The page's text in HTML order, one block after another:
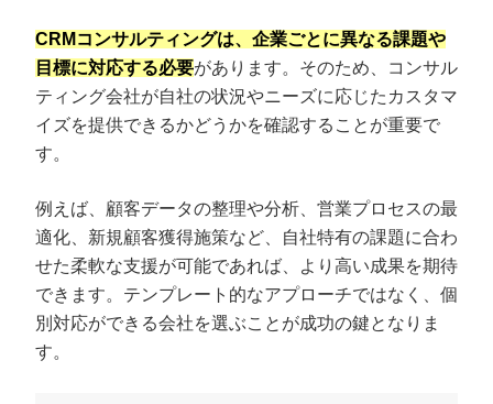
CRMコンサルティングは、企業ごとに異なる課題や
目標に対応する必要があります。そのため、コンサル
ティング会社が自社の状況やニーズに応じたカスタマ
イズを提供できるかどうかを確認することが重要で
す。
例えば、顧客データの整理や分析、営業プロセスの最
適化、新規顧客獲得施策など、自社特有の課題に合わ
せた柔軟な支援が可能であれば、より高い成果を期待
できます。テンプレート的なアプローチではなく、個
別対応ができる会社を選ぶことが成功の鍵となりま
す。